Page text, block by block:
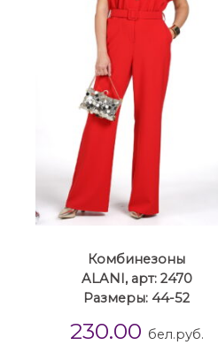
Комбинезоны
ALANI, арт: 2470
Размеры: 44-52
230.00 бел.руб.